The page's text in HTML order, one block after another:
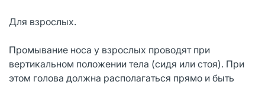
Для взрослых.
Промывание носа у взрослых проводят при
вертикальном положении тела (сидя или стоя). При
этом голова должна располагаться прямо и быть